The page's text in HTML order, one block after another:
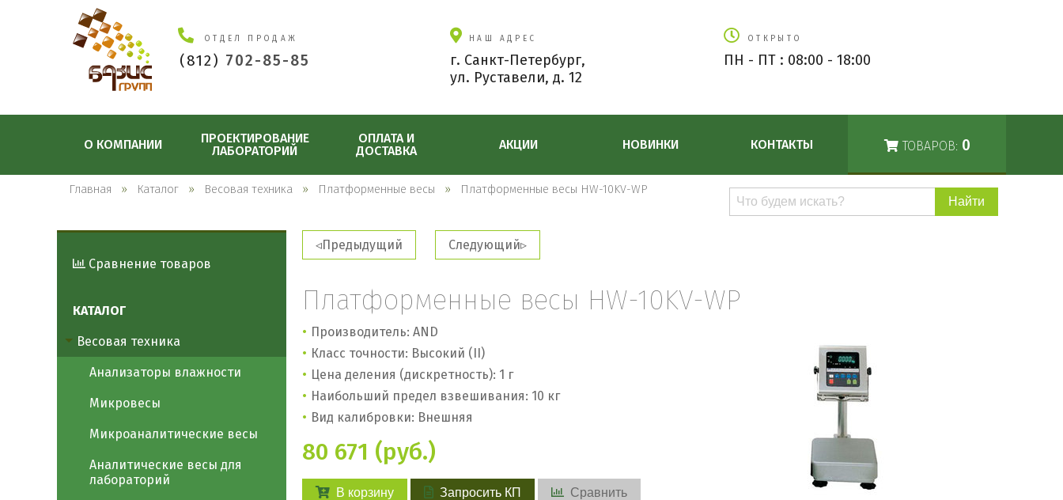
ОТДЕЛ ПРОДАЖ
(812) 702-85-85
НАШ АДРЕС
г. Санкт-Петербург,
ул. Руставели, д. 12
ОТКРЫТО
ПН - ПТ : 08:00 - 18:00
О КОМПАНИИ
ПРОЕКТИРОВАНИЕ
ЛАБОРАТОРИЙ
ОПЛАТА И
ДОСТАВКА
АКЦИИ НОВИНКИ КОНТАКТЫ ТОВАРОВ: 0
Поиск
каталогу
Главная Каталог Весовая техника Платформенные весы Платформенные весы HW-10KV-WP
Сравнение товаров
КАТАЛОГ
Весовая техника
Анализаторы влажности
Микровесы
Микроаналитические весы
Аналитические весы для
лабораторий
Предыдущий Следующий
Платформенные весы HW-10KV-WP
Производитель: AND
Класс точности: Высокий (II)
Цена деления (дискретность): 1 г
Наибольший предел взвешивания: 10 кг
Вид калибровки: Внешняя
80 671 (руб.)
В корзину Запросить КП Сравнить